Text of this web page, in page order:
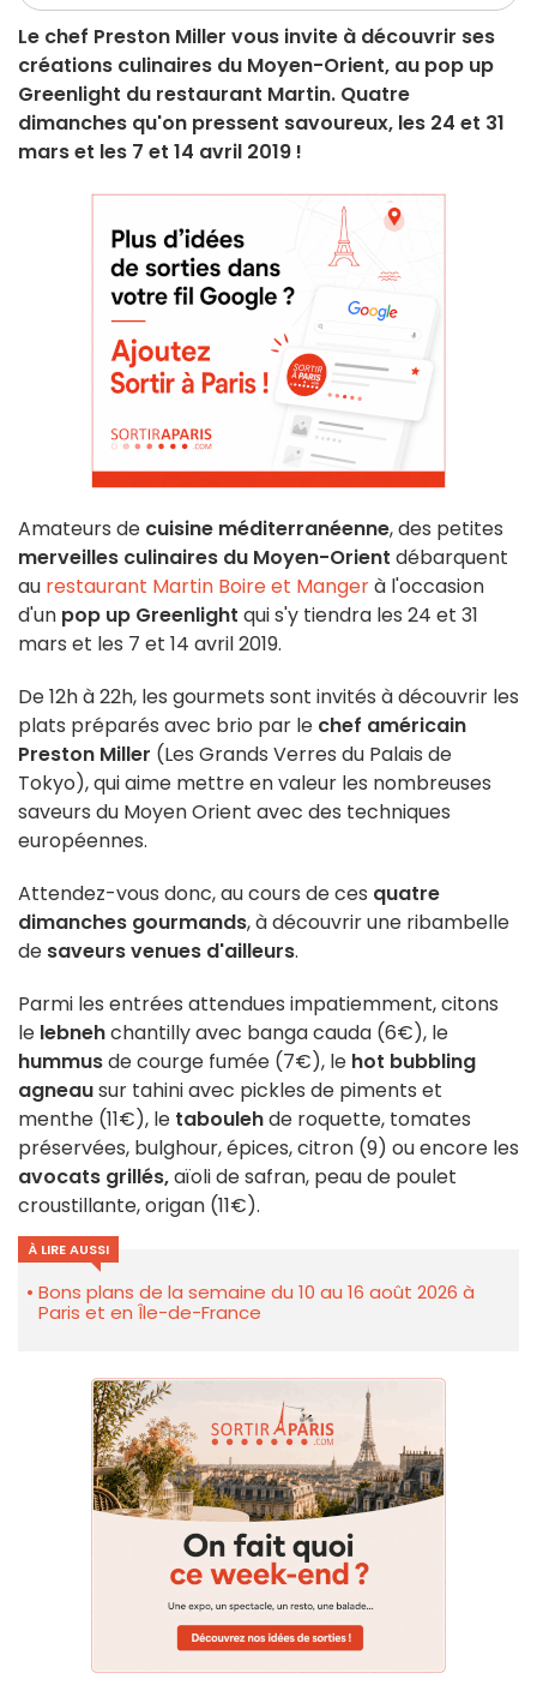
Le chef Preston Miller vous invite à découvrir ses
créations culinaires du Moyen-Orient, au pop up
Greenlight du restaurant Martin. Quatre
dimanches qu'on pressent savoureux, les 24 et 31
mars et les 7 et 14 avril 2019 !
Amateurs de cuisine méditerranéenne, des petites
merveilles culinaires du Moyen-Orient débarquent
au restaurant Martin Boire et Mangerà l'occasion
d'un pop up Greenlight qui s'y tiendra les 24 et 31
mars et les 7 et 14 avril 2019.
De 12h à 22h, les gourmets sont invités à découvrir les
plats préparés avec brio par le chef américain
Preston Miller (Les Grands Verres du Palais de
Tokyo), qui aime mettre en valeur les nombreuses
saveurs du Moyen Orient avec des techniques
européennes.
Attendez-vous donc, au cours de ces quatre
dimanches gourmands, à découvrir une ribambelle
de saveurs venues d'ailleurs.
Parmi les entrées attendues impatiemment, citons
le lebnehchantilly avec banga cauda (6€), le
hummusde courge fumée (7€), le hot bubbling
agneausur tahini avec pickles de piments et
menthe (11€), le taboulehde roquette, tomates
préservées, bulghour, épices, citron (9) ou encore les
avocats grillés,aïoli de safran, peau de poulet
croustillante, origan (11€).
À LIRE AUSSI
Bons plans de la semaine du 10 au 16 août 2026 à
Paris et en Île-de-France